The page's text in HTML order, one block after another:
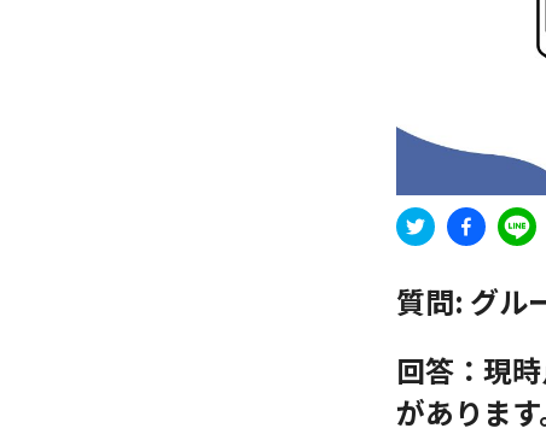
質問: グル
回答：現
があります